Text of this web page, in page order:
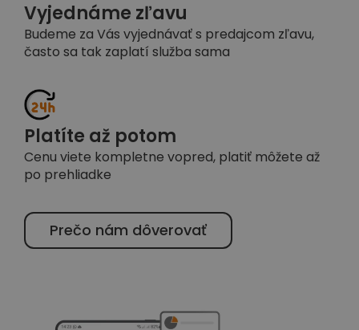
Vyjednáme zľavu
Budeme za Vás vyjednávať s predajcom zľavu,
často sa tak zaplatí služba sama
Platíte až potom
Cenu viete kompletne vopred, platiť môžete až
po prehliadke
Prečo nám dôverovať